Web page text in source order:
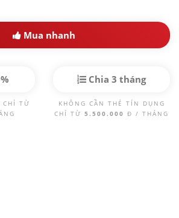
Mua nhanh
CHỈ TỪ
Chia 3 tháng
KHÔNG CẦN THẺ TÍN DỤNG
CHỈ TỪ 5.500.000 Đ / THÁNG